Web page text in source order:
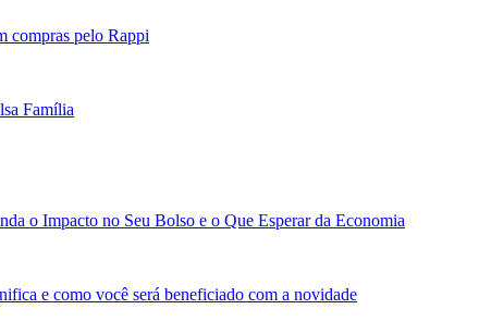
compras pelo Rappi
Família
o Impacto no Seu Bolso e o Que Esperar da Economia
e como você será beneficiado com a novidade